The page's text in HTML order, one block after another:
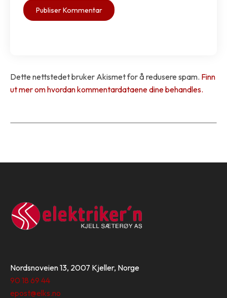
Dette nettstedet bruker Akismet for å redusere spam. Finn
ut mer om hvordan kommentardataene dine behandles.
Nordsnoveien 13, 2007 Kjeller, Norge
90 18 69 44
epost@elks.no